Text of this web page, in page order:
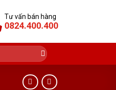
Tư vấn bán hàng
0824.400.400